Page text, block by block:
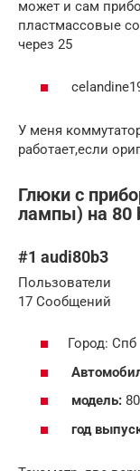
может и сам
пластмассовые
через 25
У меня
работает,если
Глюки с
лампы) на 80
#1 audi80b3
Пользователи
17 Cообщений
Город: Спб
модель:
год